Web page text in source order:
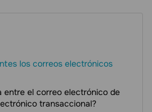
los correos electrónicos
entre el correo electrónico de
transaccional?